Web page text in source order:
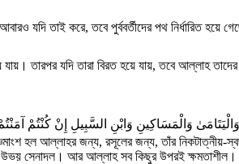
যদি তাই করে, তবে পুর্ববর্তীদের পথ নির্ধারিত হয়ে
তারপর যদি তারা বিরত হয়ে যায়, তবে আল্লাহ তাদের
وَالْمَسَاكِينِ وَابْنِ السَّبِيلِ إِنْ كُنْتُمْ
হল আল্লাহর জন্য, রসূলের জন্য, তাঁর
উভয় সেনাদল। আর আল্লাহ সব কিছুর উপরই ক্ষমতাশীল।